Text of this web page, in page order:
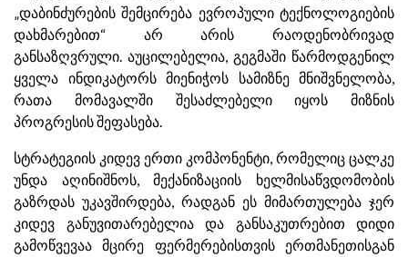
„დაბინძურების შემცირება ევროპული ტექნოლოგიების
დახმარებით“ არ არის რაოდენობრივად
განსაზღვრული. აუცილებელია, გეგმაში წარმოდგენილ
ყველა ინდიკატორს მიენიჭოს სამიზნე მნიშვნელობა,
რათა მომავალში შესაძლებელი იყოს მიზნის
პროგრესის შეფასება.
სტრატეგიის კიდევ ერთი კომპონენტი, რომელიც ცალკე
უნდა აღინიშნოს, მექანიზაციის ხელმისაწვდომობის
გაზრდას უკავშირდება, რადგან ეს მიმართულება ჯერ
კიდევ განუვითარებელია და განსაკუთრებით დიდი
გამოწვევაა მცირე ფერმერებისთვის ერთმანეთისგან